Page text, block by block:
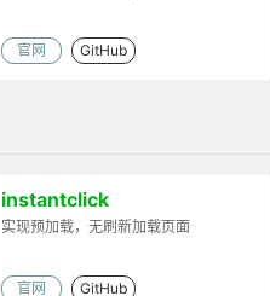
官网 GitHub
instantclick
实现预加载，无刷新加载页面
官网 GitHub